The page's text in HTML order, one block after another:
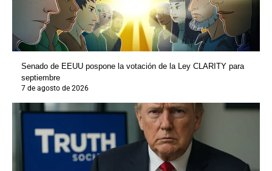
Senado de EEUU pospone la votación de la Ley CLARITY para
septiembre
7 de agosto de 2026